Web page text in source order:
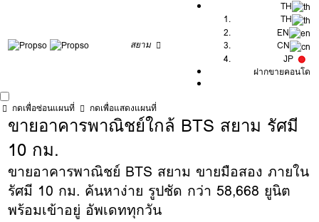
สยาม
TH
TH
EN
CN
JP
ฝากขายคอนโด
กดเพื่อซ่อนแผนที่ กดเพื่อแสดงแผนที่
ขายอาคารพาณิชย์ใกล้ BTS สยาม รัศมี
10 กม.
ขายอาคารพาณิชย์ BTS สยาม ขายมือสอง ภายใน
รัศมี 10 กม. ค้นหาง่าย รูปชัด กว่า 58,668 ยูนิต
พร้อมเข้าอยู่ อัพเดททุกวัน